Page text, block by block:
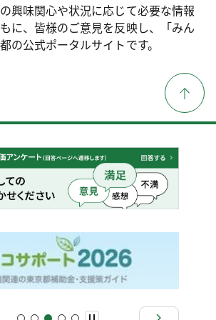
興味関心や状況に応じて必要な情報
に、皆様のご意見を反映し、「みん
の公式ポータルサイトです。